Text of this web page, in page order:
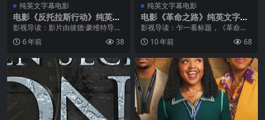
纯英文字幕电影
电影《反托拉斯行动》纯英文
字幕MP4下载
影视导读：影片由彼德·豪维特导
演，瑞恩·菲利普、瑞切尔·雷·库克
主演。电影主要讲述一个斯坦福的
负责发展全球通信系统，之后他发
6 年前 38
纯英文字幕电影
电影《革命之路》纯英文字幕
高清MP4下载
影视导读：乍一看标题，《革命之
路》很容易让人联系到战争历史类
电影，不过看着看着，发现这是一
与中年危机的生活类影片。这是一
部放大梦想...
10 年前 68